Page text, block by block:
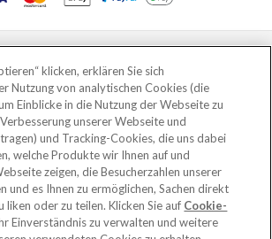
2002 - 2026
2nd Floor Nucleus House, 2 Lower Mortlake Road,
United Kingdom, TW9 2JA.
a trading name of Attraction Tickets LTD, who are
Registration Nos. 3427114 and 3427117.
with registered number 4390984 and VAT Number
795922965.
klicken, erklären Sie sich
Nutzung von analytischen Cookies (die
Einblicke in die Nutzung der Webseite zu
unserer Webseite und
und Tracking-Cookies, die uns dabei
welche Produkte wir Ihnen auf und
zeigen, die Besucherzahlen unserer
und es Ihnen zu ermöglichen, Sachen direkt
liken oder zu teilen. Klicken Sie auf Cookie-
Einverständnis zu verwalten und weitere